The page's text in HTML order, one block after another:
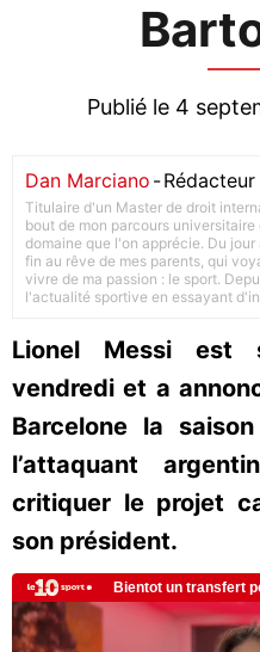
Publié le 4
Dan Marciano -Rédacteur
Titulaire d'un Master de droit
bout de mon parcours
domaine que l'on apprécie. Du
fin au rêve de mes parents, qui
vivre de ma passion : le sport.
l'actualité sportive en essayant
Lionel Messi est
vendredi et a
Barcelone la
l’attaquant
critiquer le projet
son président.